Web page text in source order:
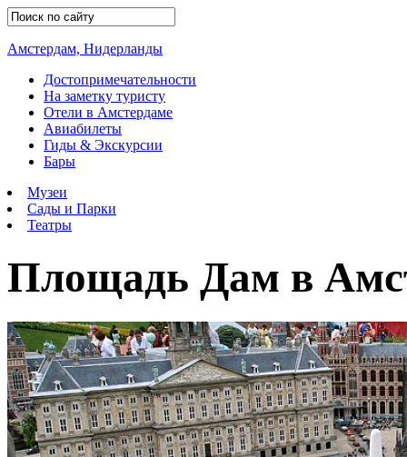
Амстердам, Нидерланды
Достопримечательности
На заметку туристу
Отели в Амстердаме
Авиабилеты
Гиды & Экскурсии
Бары
Музеи
Сады и Парки
Театры
Площадь Дам в